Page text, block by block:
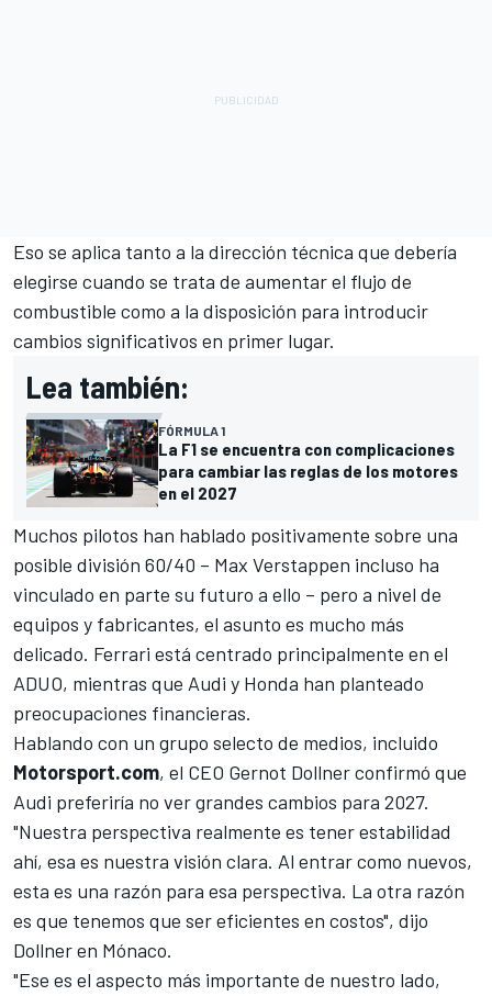
Eso se aplica tanto a la dirección técnica que debería
elegirse cuando se trata de aumentar el flujo de
combustible como a la disposición para introducir
cambios significativos en primer lugar.
Lea también:
FÓRMULA 1
La F1 se encuentra con complicaciones
para cambiar las reglas de los motores
en el 2027
Muchos pilotos han hablado positivamente sobre una
posible división 60/40 – Max Verstappen incluso ha
vinculado en parte su futuro a ello – pero a nivel de
equipos y fabricantes, el asunto es mucho más
delicado. Ferrari está centrado principalmente en el
ADUO, mientras que Audi y Honda han planteado
preocupaciones financieras.
Hablando con un grupo selecto de medios, incluido
Motorsport.com, el CEO Gernot Dollner confirmó que
Audi preferiría no ver grandes cambios para 2027.
"Nuestra perspectiva realmente es tener estabilidad
ahí, esa es nuestra visión clara. Al entrar como nuevos,
esta es una razón para esa perspectiva. La otra razón
es que tenemos que ser eficientes en costos", dijo
Dollner en Mónaco.
"Ese es el aspecto más importante de nuestro lado,